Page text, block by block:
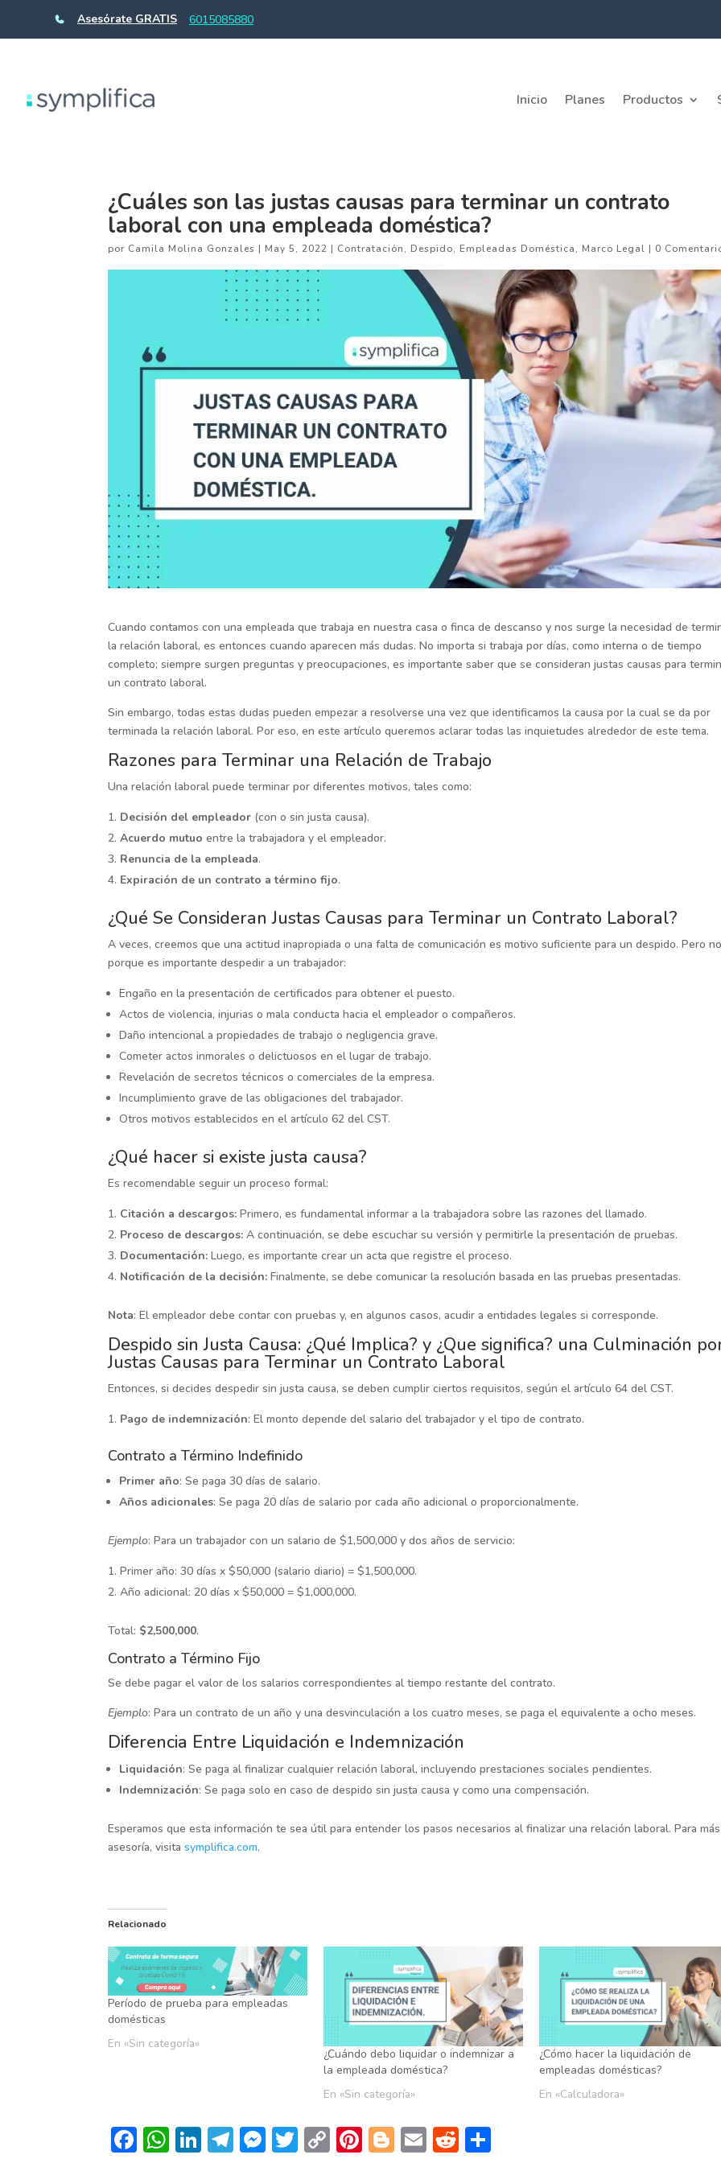
Inicio Planes Productos
¿Cuáles son las justas causas para terminar un contrato
laboral con una empleada doméstica?
por Camila Molina Gonzales | May 5, 2022 | Contratación, Despido, Empleadas Doméstica, Marco Legal | 0
Cuando contamos con una empleada que trabaja en nuestra casa o finca de descanso y nos surge la necesidad de
la relación laboral, es entonces cuando aparecen más dudas. No importa si trabaja por días, como interna o de tiempo
completo; siempre surgen preguntas y preocupaciones, es importante saber que se consideran justas causas para
un contrato laboral.
Sin embargo, todas estas dudas pueden empezar a resolverse una vez que identificamos la causa por la cual se da por
terminada la relación laboral. Por eso, en este artículo queremos aclarar todas las inquietudes alrededor de este tema.
Razones para Terminar una Relación de Trabajo
Una relación laboral puede terminar por diferentes motivos, tales como:
Decisión del empleador (con o sin justa causa).
Acuerdo mutuo entre la trabajadora y el empleador.
Renuncia de la empleada.
Expiración de un contrato a término fijo.
¿Qué Se Consideran Justas Causas para Terminar un Contrato Laboral?
A veces, creemos que una actitud inapropiada o una falta de comunicación es motivo suficiente para un despido. Pero
porque es importante despedir a un trabajador:
Engaño en la presentación de certificados para obtener el puesto.
Actos de violencia, injurias o mala conducta hacia el empleador o compañeros.
Daño intencional a propiedades de trabajo o negligencia grave.
Cometer actos inmorales o delictuosos en el lugar de trabajo.
Revelación de secretos técnicos o comerciales de la empresa.
Incumplimiento grave de las obligaciones del trabajador.
Otros motivos establecidos en el artículo 62 del CST.
¿Qué hacer si existe justa causa?
Es recomendable seguir un proceso formal:
Citación a descargos: Primero, es fundamental informar a la trabajadora sobre las razones del llamado.
Proceso de descargos: A continuación, se debe escuchar su versión y permitirle la presentación de pruebas.
Documentación: Luego, es importante crear un acta que registre el proceso.
Notificación de la decisión: Finalmente, se debe comunicar la resolución basada en las pruebas presentadas.
Nota: El empleador debe contar con pruebas y, en algunos casos, acudir a entidades legales si corresponde.
Despido sin Justa Causa: ¿Qué Implica? y ¿Que significa? una Culminación
Justas Causas para Terminar un Contrato Laboral
Entonces, si decides despedir sin justa causa, se deben cumplir ciertos requisitos, según el artículo 64 del CST.
Pago de indemnización: El monto depende del salario del trabajador y el tipo de contrato.
Contrato a Término Indefinido
Primer año: Se paga 30 días de salario.
Años adicionales: Se paga 20 días de salario por cada año adicional o proporcionalmente.
Ejemplo: Para un trabajador con un salario de $1,500,000 y dos años de servicio:
Primer año: 30 días x $50,000 (salario diario) = $1,500,000.
Año adicional: 20 días x $50,000 = $1,000,000.
Total: $2,500,000.
Contrato a Término Fijo
Se debe pagar el valor de los salarios correspondientes al tiempo restante del contrato.
Ejemplo: Para un contrato de un año y una desvinculación a los cuatro meses, se paga el equivalente a ocho meses.
Diferencia Entre Liquidación e Indemnización
Liquidación: Se paga al finalizar cualquier relación laboral, incluyendo prestaciones sociales pendientes.
Indemnización: Se paga solo en caso de despido sin justa causa y como una compensación.
Esperamos que esta información te sea útil para entender los pasos necesarios al finalizar una relación laboral. Para más
asesoría, visitasymplifica.com.
Relacionado
Período de prueba para empleadas
domésticas
En «Sin categoría»
¿Cuándo debo liquidar o indemnizar a
la empleada doméstica?
En «Sin categoría»
¿Cómo hacer la liquidación de
empleadas domésticas?
En «Calculadora»
F W Li T M T C Pi Bl E R
Asesórate GRATIS 6015085880